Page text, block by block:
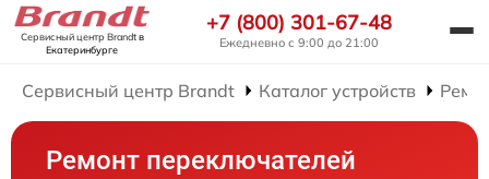
Сервисный центр Brandtв
Екатеринбурге
+7 (800) 301-67-48
Ежедневно с 9:00 до 21:00
Сервисный центр Brandt Каталог устройств
Ремонт переключателей